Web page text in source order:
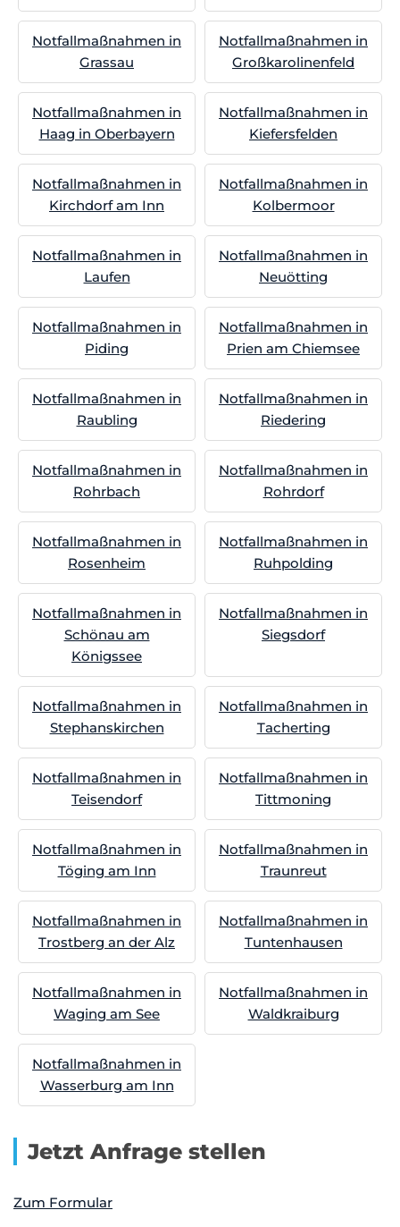
Notfallmaßnahmen in
Grassau
Notfallmaßnahmen in
Großkarolinenfeld
Notfallmaßnahmen in
Haag in Oberbayern
Notfallmaßnahmen in
Kiefersfelden
Notfallmaßnahmen in
Kirchdorf am Inn
Notfallmaßnahmen in
Kolbermoor
Notfallmaßnahmen in
Laufen
Notfallmaßnahmen in
Neuötting
Notfallmaßnahmen in
Piding
Notfallmaßnahmen in
Prien am Chiemsee
Notfallmaßnahmen in
Raubling
Notfallmaßnahmen in
Riedering
Notfallmaßnahmen in
Rohrbach
Notfallmaßnahmen in
Rohrdorf
Notfallmaßnahmen in
Rosenheim
Notfallmaßnahmen in
Ruhpolding
Notfallmaßnahmen in
Schönau am
Königssee
Notfallmaßnahmen in
Siegsdorf
Notfallmaßnahmen in
Stephanskirchen
Notfallmaßnahmen in
Tacherting
Notfallmaßnahmen in
Teisendorf
Notfallmaßnahmen in
Tittmoning
Notfallmaßnahmen in
Töging am Inn
Notfallmaßnahmen in
Traunreut
Notfallmaßnahmen in
Trostberg an der Alz
Notfallmaßnahmen in
Tuntenhausen
Notfallmaßnahmen in
Waging am See
Notfallmaßnahmen in
Waldkraiburg
Notfallmaßnahmen in
Wasserburg am Inn
Jetzt Anfrage stellen
Zum Formular